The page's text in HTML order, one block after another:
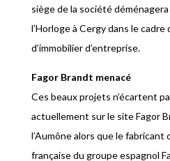
siège de la société
l’Horloge à Cergy dans le cadre
d’immobilier d’entreprise.
Fagor Brandt menacé
Ces beaux projets n’écartent
actuellement sur le site Fagor
l’Aumône alors que le fabricant
française du groupe espagnol